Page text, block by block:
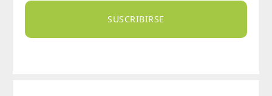
SUSCRIBIRSE